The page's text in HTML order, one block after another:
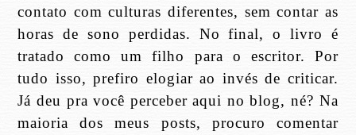
contato com culturas diferentes, sem contar as
horas de sono perdidas. No final, o livro é
tratado como um filho para o escritor. Por
tudo isso, prefiro elogiar ao invés de criticar.
Já deu pra você perceber aqui no blog, né? Na
maioria dos meus posts, procuro comentar